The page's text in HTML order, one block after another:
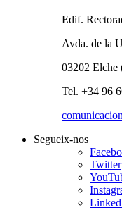
Edif.
Avda. de la
03202 Elche
Tel. +34 96
Segueix-nos
Twitter